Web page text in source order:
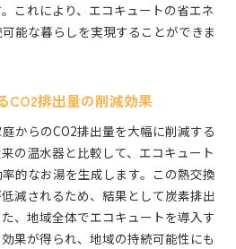
これにより、エコキュートの省エネ
能な暮らしを実現することができま
CO2排出量の削減効果
からのCO2排出量を大幅に削減する
の温水器と比較して、エコキュート
的なお湯を生成します。この熱交換
減されるため、結果として炭素排出
、地域全体でエコキュートを導入す
果が得られ、地域の持続可能性にも